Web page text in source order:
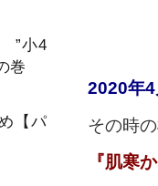
”小4
巻
【パ
2020年
その時
『肌寒